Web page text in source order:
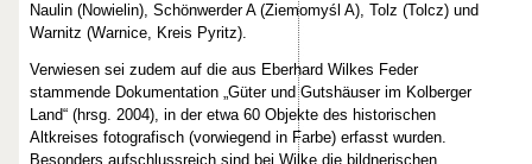
Naulin (Nowielin), Schönwerder A (Ziemomyśl A), Tolz (Tolcz) und
Warnitz (Warnice, Kreis Pyritz).
Verwiesen sei zudem auf die aus Eberhard Wilkes Feder
stammende Dokumentation „Güter und Gutshäuser im Kolberger
Land“ (hrsg. 2004), in der etwa 60 Objekte des historischen
Altkreises fotografisch (vorwiegend in Farbe) erfasst wurden.
Besonders aufschlussreich sind bei Wilke die bildnerischen